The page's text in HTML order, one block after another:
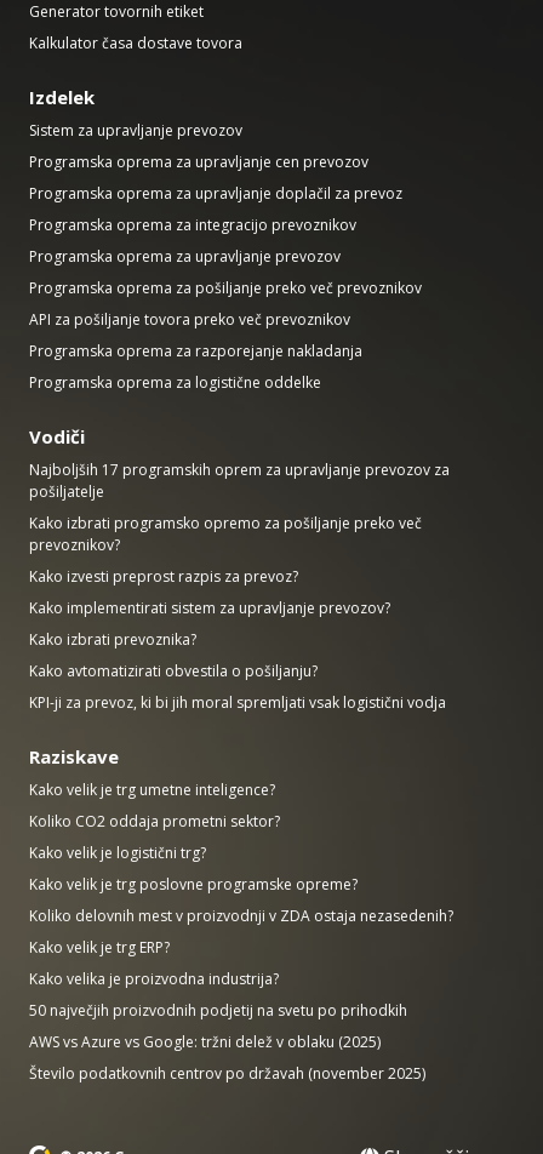
Generator tovornih etiket
Kalkulator časa dostave tovora
Izdelek
Sistem za upravljanje prevozov
Programska oprema za upravljanje cen prevozov
Programska oprema za upravljanje doplačil za prevoz
Programska oprema za integracijo prevoznikov
Programska oprema za upravljanje prevozov
Programska oprema za pošiljanje preko več prevoznikov
API za pošiljanje tovora preko več prevoznikov
Programska oprema za razporejanje nakladanja
Programska oprema za logistične oddelke
Vodiči
Najboljših 17 programskih oprem za upravljanje prevozov za
pošiljatelje
Kako izbrati programsko opremo za pošiljanje preko več
prevoznikov?
Kako izvesti preprost razpis za prevoz?
Kako implementirati sistem za upravljanje prevozov?
Kako izbrati prevoznika?
Kako avtomatizirati obvestila o pošiljanju?
KPI-ji za prevoz, ki bi jih moral spremljati vsak logistični vodja
Raziskave
Kako velik je trg umetne inteligence?
Koliko CO2 oddaja prometni sektor?
Kako velik je logistični trg?
Kako velik je trg poslovne programske opreme?
Koliko delovnih mest v proizvodnji v ZDA ostaja nezasedenih?
Kako velik je trg ERP?
Kako velika je proizvodna industrija?
50 največjih proizvodnih podjetij na svetu po prihodkih
AWS vs Azure vs Google: tržni delež v oblaku (2025)
Število podatkovnih centrov po državah (november 2025)